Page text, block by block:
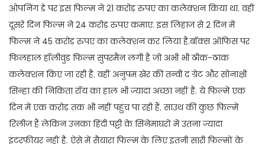
ओपनिंग डे पर इस फिल्म ने 21 करोड़ रुपए का कलेक्शन किया था. वहीं
दूसरे दिन फिल्म ने 24 करोड़ रुपए कमाए. इस लिहाज से 2 दिन में
फिल्म ने 45 करोड़ रुपए का कलेक्शन कर लिया है.बॉक्स ऑफिस पर
फिलहाल हॉलीवुड फिल्म सुपरमैन लगी है जो अभी भी ठीक-ठाक
कलेक्शन किए जा रही है. वहीं अनुपम खेर की तन्वी द ग्रेट और सोनाक्षी
सिन्हा की निकिता रॉय का हाल भी ज्यादा अच्छा नहीं है. ये फिल्में एक
दिन में एक करोड़ तक भी नहीं पहुंच पा रही हैं. साउथ की कुछ फिल्में
रिलीज हैं लेकिन उनका हिंदी पट्टी के सिनेमाघरों में उतना ज्यादा
इंटरफीयर नहीं है. ऐसे में सैयारा फिल्म के लिए इतनी सारी फिल्मों के